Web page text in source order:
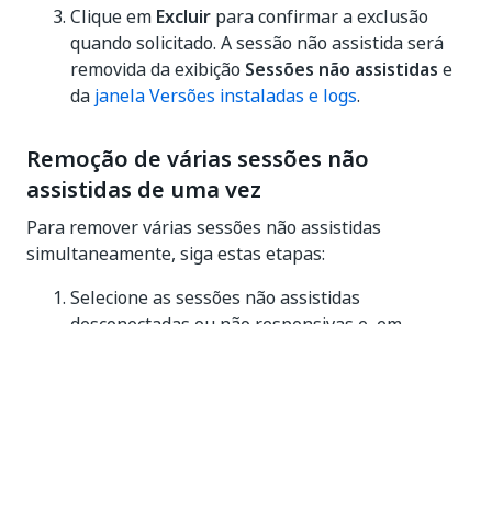
Clique em Excluir para confirmar a exclusão
quando solicitado. A sessão não assistida será
removida da exibição Sessões não assistidas e
da janela Versões instaladas e logs.
Remoção de várias sessões não
assistidas de uma vez
Para remover várias sessões não assistidas
simultaneamente, siga estas etapas:
Selecione as sessões não assistidas
desconectadas ou não responsivas e, em